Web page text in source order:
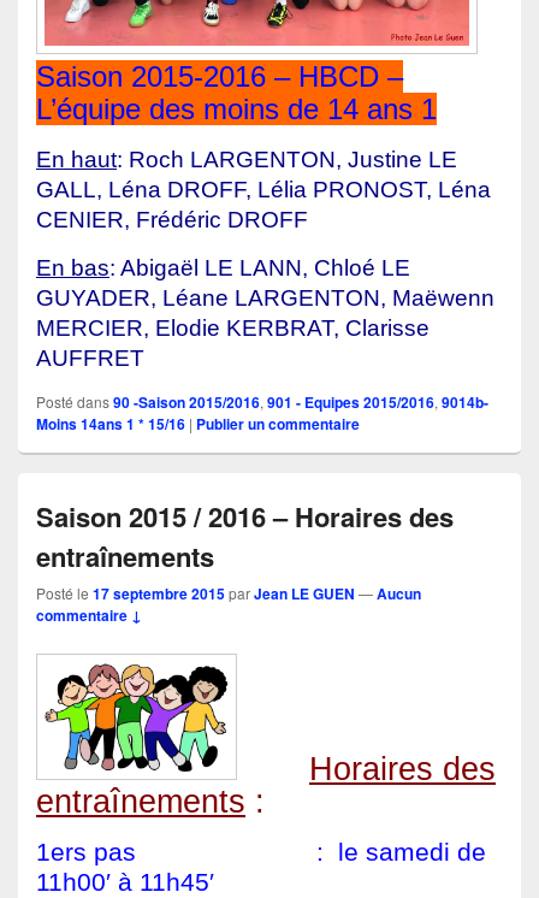
Saison 2015-2016 – HBCD –
L’équipe des moins de 14 ans 1
En haut: Roch LARGENTON, Justine LE
GALL, Léna DROFF, Lélia PRONOST, Léna
CENIER, Frédéric DROFF
En bas: Abigaël LE LANN, Chloé LE
GUYADER, Léane LARGENTON, Maëwenn
MERCIER, Elodie KERBRAT, Clarisse
AUFFRET
Posté dans90 -Saison 2015/2016, 901 - Equipes 2015/2016, 9014b-
Moins 14ans 1 * 15/16 | Publier un commentaire
Saison 2015 / 2016 – Horaires des
entraînements
Posté le 17 septembre 2015parJean LE GUEN —Aucun
commentaire ↓
Horaires des
entraînements :
1ers pas : le samedi de
11h00′ à 11h45′